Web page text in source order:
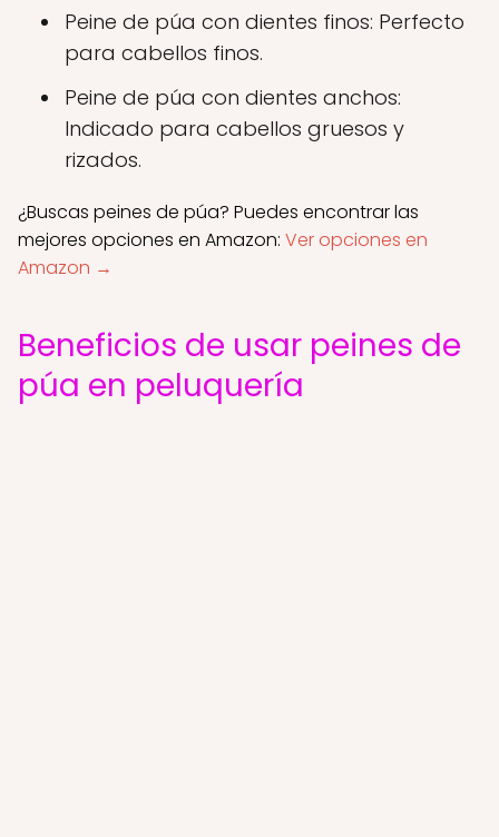
Peine de púa con dientes finos: Perfecto
para cabellos finos.
Peine de púa con dientes anchos:
Indicado para cabellos gruesos y
rizados.
¿Buscas peines de púa? Puedes encontrar las
mejores opciones en Amazon: Ver opciones en
Amazon →
Beneficios de usar peines de
púa en peluquería